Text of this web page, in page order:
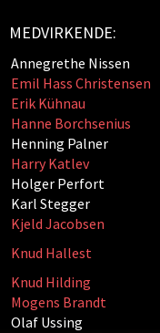
MEDVIRKENDE:
Annegrethe Nissen
Emil Hass Christensen
Erik Kühnau
Hanne Borchsenius
Henning Palner
Harry Katlev
Holger Perfort
Karl Stegger
Kjeld Jacobsen
Knud Hallest
Knud Hilding
Mogens Brandt
Olaf Ussing